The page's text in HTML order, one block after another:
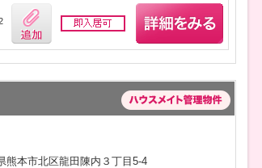
熊本市北区龍田陳内３丁目5-4